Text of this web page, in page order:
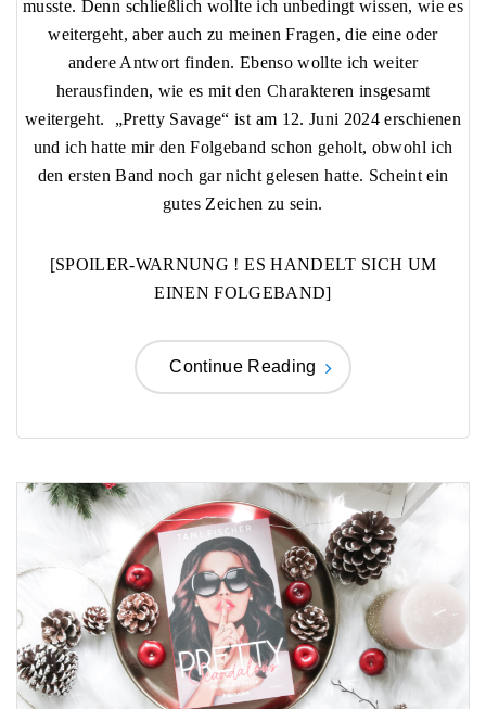
musste. Denn schließlich wollte ich unbedingt wissen, wie es
weitergeht, aber auch zu meinen Fragen, die eine oder
andere Antwort finden. Ebenso wollte ich weiter
herausfinden, wie es mit den Charakteren insgesamt
weitergeht. „Pretty Savage“ ist am 12. Juni 2024 erschienen
und ich hatte mir den Folgeband schon geholt, obwohl ich
den ersten Band noch gar nicht gelesen hatte. Scheint ein
gutes Zeichen zu sein.
[SPOILER-WARNUNG ! ES HANDELT SICH UM
EINEN FOLGEBAND]
Continue Reading